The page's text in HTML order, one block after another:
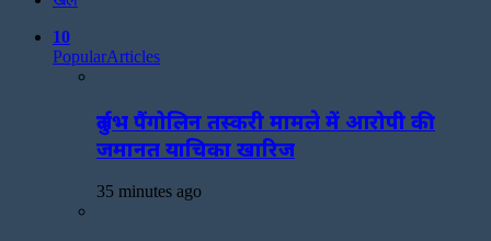
10
PopularArticles
दुर्लभ पैंगोलिन तस्करी मामले में आरोपी की
जमानत याचिका खारिज
35 minutes ago